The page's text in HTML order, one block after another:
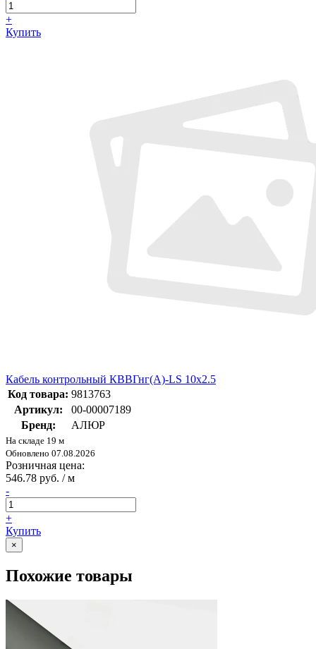
+
Купить
Кабель контрольный КВВГнг(А)-LS 10х2.5
Код товара: 9813763
Артикул:
00-00007189
Бренд:
АЛЮР
На складе 19 м
Обновлено 07.08.2026
Розничная цена:
546.78 руб. / м
-
+
Купить
×
Похожие товары